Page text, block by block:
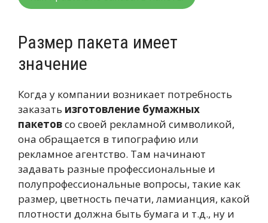
Размер пакета имеет
значение
Когда у компании возникает потребность
заказать изготовление бумажных
пакетовсо своей рекламной символикой,
она обращается в типографию или
рекламное агентство. Там начинают
задавать разные профессиональные и
полупрофессиональные вопросы, такие как
размер, цветность печати, ламианция, какой
плотности должна быть бумага и т.д., ну и